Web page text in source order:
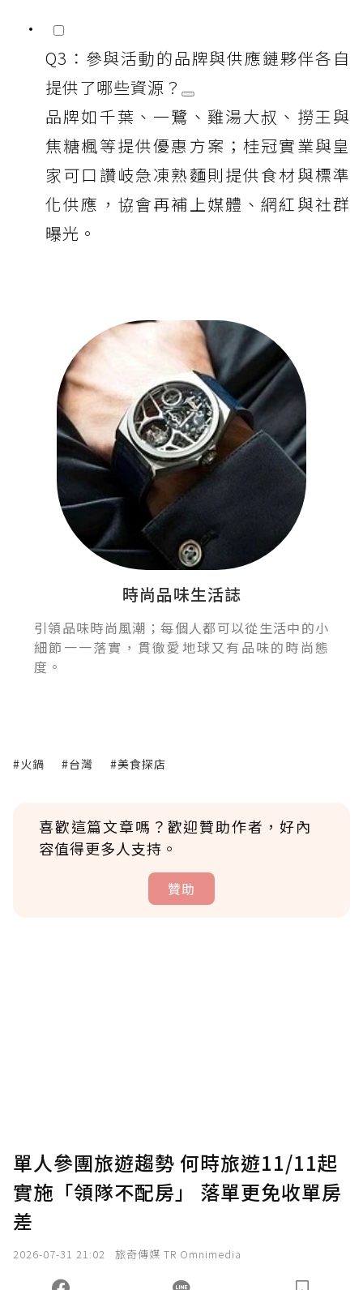
Q3：參與活動的品牌與供應鏈夥伴各自
提供了哪些資源？
品牌如千葉、一鷺、雞湯大叔、撈王與
焦糖楓等提供優惠方案；桂冠實業與皇
家可口讚岐急凍熟麵則提供食材與標準
化供應，協會再補上媒體、網紅與社群
曝光。
時尚品味生活誌
引領品味時尚風潮；每個人都可以從生活中的小
細節一一落實，貫徹愛地球又有品味的時尚態
度。
#火鍋 #台灣 #美食探店
喜歡這篇文章嗎？歡迎贊助作者，好內
容值得更多人支持。
贊助
確認送出
您當前剩餘 U 利點數：0點；前往 購買點數
單人參團旅遊趨勢 何時旅遊11/11起
實施「領隊不配房」 落單更免收單房
差
2026-07-31 21:02 旅奇傳媒 TR Omnimedia